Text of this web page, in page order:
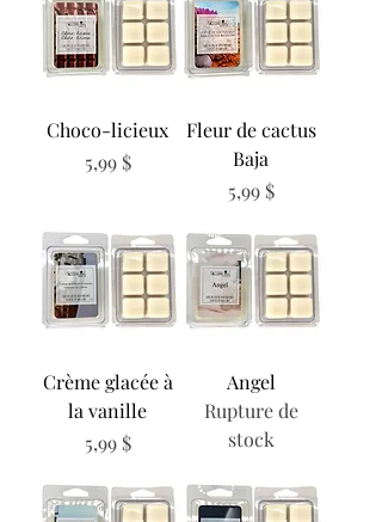
Choco-licieux
Prix
5,99 $
Fleur de cactus
Baja
Prix
5,99 $
Crème glacée à
la vanille
Prix
5,99 $
Angel
Rupture de
stock